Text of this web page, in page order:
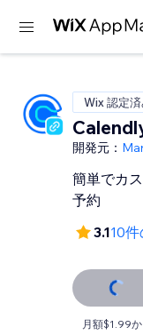
Wix 認定
開発元：
簡単でカ
予約
3.110
月額$1.99か